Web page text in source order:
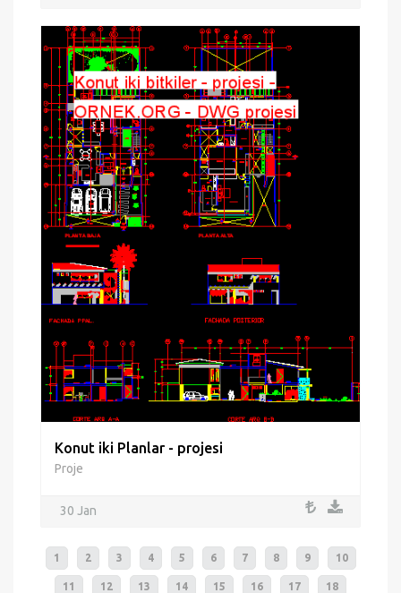
Konut iki Planlar - projesi
Proje
30 Jan
1 2 3 4 5 6 7 8 9 10
11 12 13 14 15 16 17 18